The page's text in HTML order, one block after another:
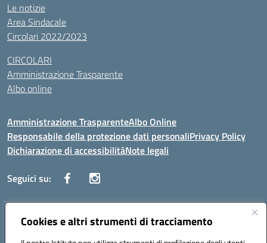
Cookies e altri strumenti di tracciamento
Le notizie
Area Sindacale
Circolari 2022/2023
CIRCOLARI
Amministrazione Trasparente
Albo online
Amministrazione TrasparenteAlbo Online
Responsabile della protezione dati personaliPrivacy Policy
Dichiarazione di accessibilitàNote legali
Seguici su:
Indirizzo:Corso Vittorio Emanuele, 27 90133 - Palermo